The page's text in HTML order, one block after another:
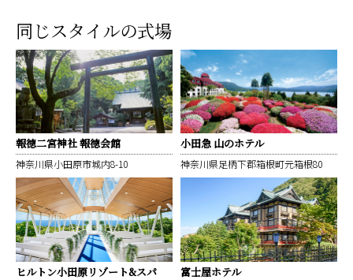
同じスタイルの式場
報徳二宮神社 報徳会館
神奈川県小田原市城内8-10
小田急 山のホテル
神奈川県足柄下郡箱根町元箱根80
ヒルトン小田原リゾート&スパ 富士屋ホテル